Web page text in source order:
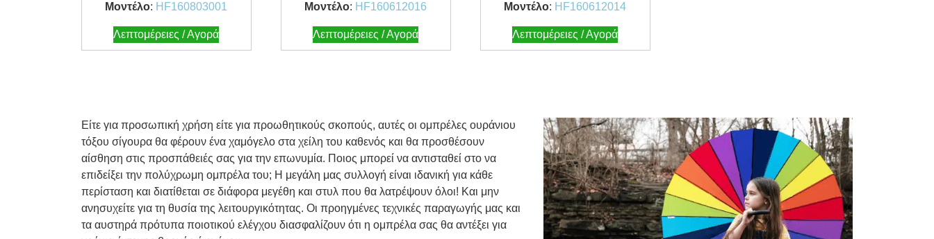
Μοντέλο: HF160803001
Λεπτομέρειες / Αγορά
Μοντέλο: HF160612016
Λεπτομέρειες / Αγορά
Μοντέλο: HF160612014
Λεπτομέρειες / Αγορά
Είτε για προσωπική χρήση είτε για προωθητικούς σκοπούς, αυτές οι ομπρέλες ουράνιου
τόξου σίγουρα θα φέρουν ένα χαμόγελο στα χείλη του καθενός και θα προσθέσουν
αίσθηση στις προσπάθειές σας για την επωνυμία. Ποιος μπορεί να αντισταθεί στο να
επιδείξει την πολύχρωμη ομπρέλα του; Η μεγάλη μας συλλογή είναι ιδανική για κάθε
περίσταση και διατίθεται σε διάφορα μεγέθη και στυλ που θα λατρέψουν όλοι! Και μην
ανησυχείτε για τη θυσία της λειτουργικότητας. Οι προηγμένες τεχνικές παραγωγής μας και
τα αυστηρά πρότυπα ποιοτικού ελέγχου διασφαλίζουν ότι η ομπρέλα σας θα αντέξει για